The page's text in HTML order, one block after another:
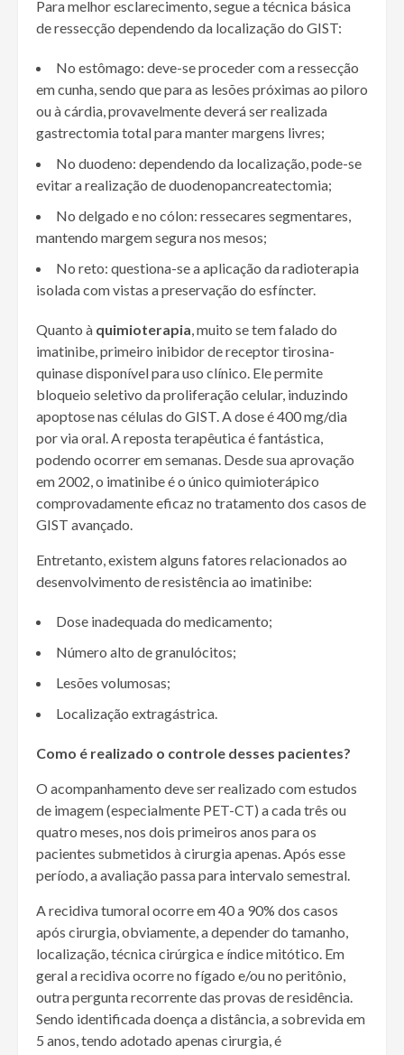
Para melhor esclarecimento, segue a técnica básica
de ressecção dependendo da localização do GIST:
No estômago: deve-se proceder com a ressecção
em cunha, sendo que para as lesões próximas ao piloro
ou à cárdia, provavelmente deverá ser realizada
gastrectomia total para manter margens livres;
No duodeno: dependendo da localização, pode-se
evitar a realização de duodenopancreatectomia;
No delgado e no cólon: ressecares segmentares,
mantendo margem segura nos mesos;
No reto: questiona-se a aplicação da radioterapia
isolada com vistas a preservação do esfíncter.
Quanto à quimioterapia, muito se tem falado do
imatinibe, primeiro inibidor de receptor tirosina-
quinase disponível para uso clínico. Ele permite
bloqueio seletivo da proliferação celular, induzindo
apoptose nas células do GIST. A dose é 400 mg/dia
por via oral. A reposta terapêutica é fantástica,
podendo ocorrer em semanas. Desde sua aprovação
em 2002, o imatinibe é o único quimioterápico
comprovadamente eficaz no tratamento dos casos de
GIST avançado.
Entretanto, existem alguns fatores relacionados ao
desenvolvimento de resistência ao imatinibe:
Dose inadequada do medicamento;
Número alto de granulócitos;
Lesões volumosas;
Localização extragástrica.
Como é realizado o controle desses pacientes?
O acompanhamento deve ser realizado com estudos
de imagem (especialmente PET-CT) a cada três ou
quatro meses, nos dois primeiros anos para os
pacientes submetidos à cirurgia apenas. Após esse
período, a avaliação passa para intervalo semestral.
A recidiva tumoral ocorre em 40 a 90% dos casos
após cirurgia, obviamente, a depender do tamanho,
localização, técnica cirúrgica e índice mitótico. Em
geral a recidiva ocorre no fígado e/ou no peritônio,
outra pergunta recorrente das provas de residência.
Sendo identificada doença a distância, a sobrevida em
5 anos, tendo adotado apenas cirurgia, é